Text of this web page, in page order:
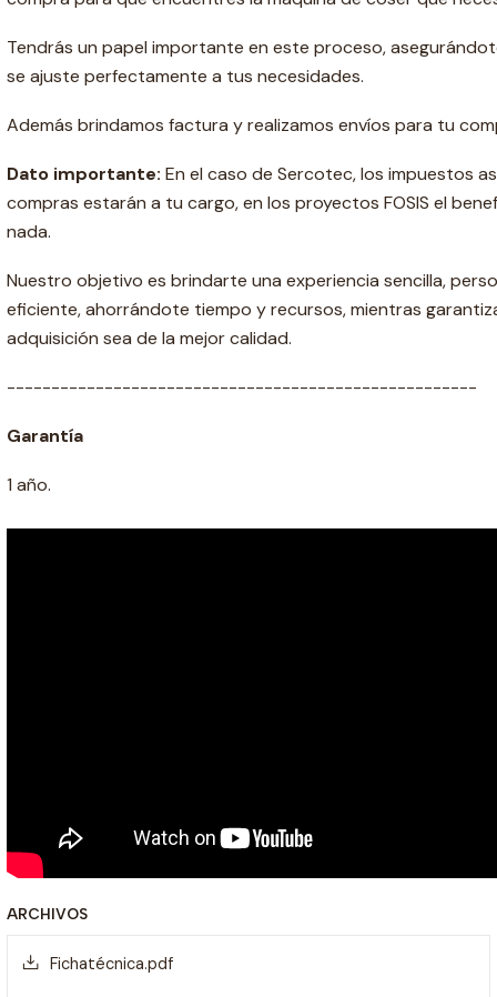
Tendrás un papel importante en este proceso,
se ajuste perfectamente a tus necesidades.
Además brindamos factura y realizamos envíos para tu
Dato importante: En el caso de Sercotec, los impuestos
compras estarán a tu cargo, en los proyectos FOSIS el
nada.
Nuestro objetivo es brindarte una experiencia sencilla,
eficiente, ahorrándote tiempo y recursos, mientras
adquisición sea de la mejor calidad.
-----------------------------------------------------
Garantía
1 año.
ARCHIVOS
Fichatécnica.pdf